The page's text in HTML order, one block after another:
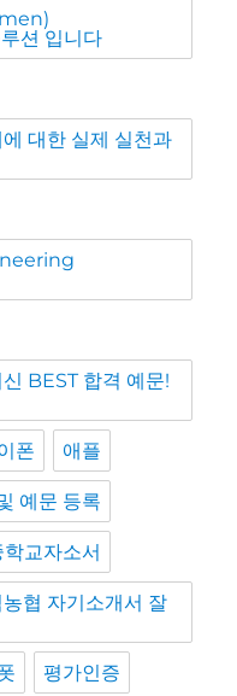
션 입니다
대한 실제 실천과
BEST 합격 예문!
폰 애플
예문 등록
학교자소서
협 자기소개서 잘
평가인증